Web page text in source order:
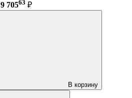
9 70563 ₽
В корзину